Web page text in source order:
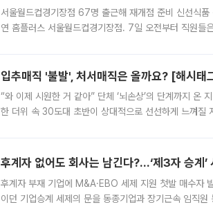
서울월드컵경기장점 67명 출근해 재개점 준비 신선식
연 홈플러스 서울월드컵경기장점. 7일 오전부터 직원들
입추매직 '불발', 처서매직은 올까요? [해시태
“와 이제 시원한 거 같아” 단체 ‘뇌손상’의 단계까지
한 더위 속 30도대 초반이 상대적으로 선선하게 느껴질
후계자 없어도 회사는 남긴다?…‘제3자 승계
후계자 부재 기업에 M&A·EBO 세제 지원 첫발 매수자
이던 기업승계 세제의 문을 동종기업과 장기근속 임직